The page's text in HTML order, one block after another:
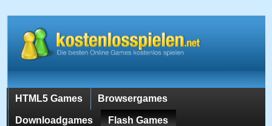
HTML5 Games Browsergames
Downloadgames Flash Games